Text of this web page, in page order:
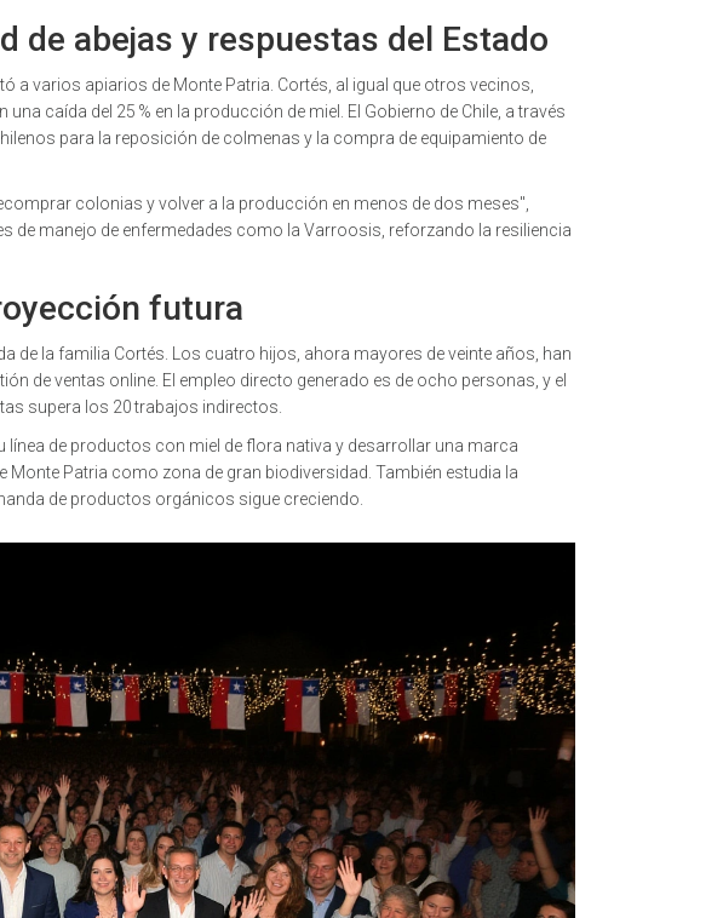
de abejas y respuestas del Estado
a varios apiarios de Monte Patria. Cortés, al igual que otros vecinos,
caída del 25 % en la producción de miel. El Gobierno de Chile, a través
para la reposición de colmenas y la compra de equipamiento de
colonias y volver a la producción en menos de dos meses",
de manejo de enfermedades como la Varroosis, reforzando la resiliencia
futura
de la familia Cortés. Los cuatro hijos, ahora mayores de veinte años, han
de ventas online. El empleo directo generado es de ocho personas, y el
supera los 20 trabajos indirectos.
línea de productos con miel de flora nativa y desarrollar una marca
Monte Patria como zona de gran biodiversidad. También estudia la
de productos orgánicos sigue creciendo.